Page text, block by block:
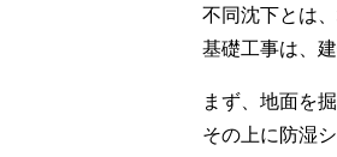
不同沈下とは
基礎工事は、
まず、地面を
その上に防湿